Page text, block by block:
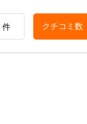
件 クチコミ数